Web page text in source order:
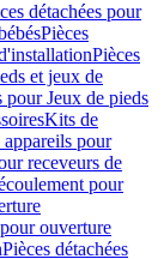
détachées pour
Pièces
Pièces
et jeux de
pour Jeux de pieds
Kits de
pour
receveurs de
pour
ouverture
Pièces détachées